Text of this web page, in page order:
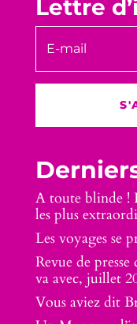
Lettre
A toute blinde !
les plus
Les voyages se
Revue de
va avec, juillet
Vous aviez dit